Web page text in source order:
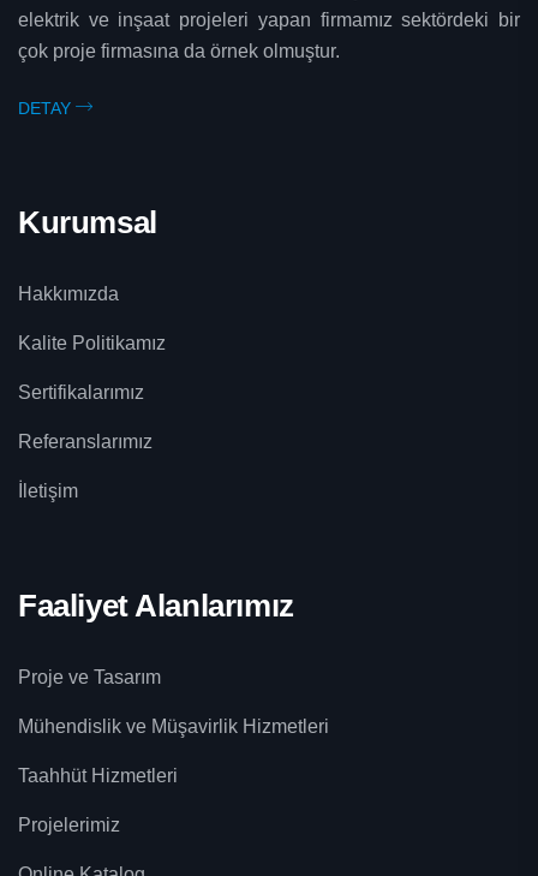
elektrik ve inşaat projeleri yapan firmamız sektördeki bir
çok proje firmasına da örnek olmuştur.
DETAY
Kurumsal
Hakkımızda
Kalite Politikamız
Sertifikalarımız
Referanslarımız
İletişim
Faaliyet Alanlarımız
Proje ve Tasarım
Mühendislik ve Müşavirlik Hizmetleri
Taahhüt Hizmetleri
Projelerimiz